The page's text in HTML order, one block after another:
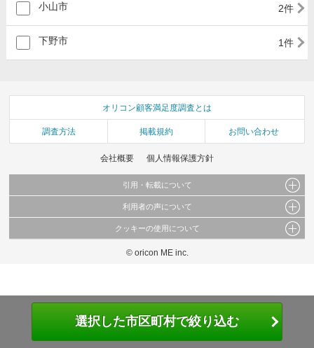
小山市 2件
下野市 1件
選択した市区町村で絞り込む
オリコン顧客満足度調査とは
調査方法 掲載規約 お問い合わせ
会社概要 個人情報保護方針
引用・転載について
当サイトで公開されている情報（文字、写真、イラスト、画像データ等）及びこれらの配
これらの情報を権利者の許可なく無断転載・複製などの二次利用を行うことは固く禁じて
利用者の声について
当サイトに掲載している内容はすべてサービスの利用者が提出された見解・感想です。
弊社の見解・ 意見ではないことをご理解いただいた上でご覧ください。
クッキーの使用について
このサイトでは Cookie を使用して、ユーザーに合わせたコンテンツや広告の表示、ソー
各パートナーは、この情報とユーザーが各パートナーに提供した他の情報や、ユーザーが
各パートナーのサービスを使用したときに収集した他の情報を組み合わせて使用すること
© oricon ME inc.